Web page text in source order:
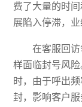
费了大量的时
展陷入停滞，业
在客服回
样面临封号风
时，由于呼出
封，影响客户